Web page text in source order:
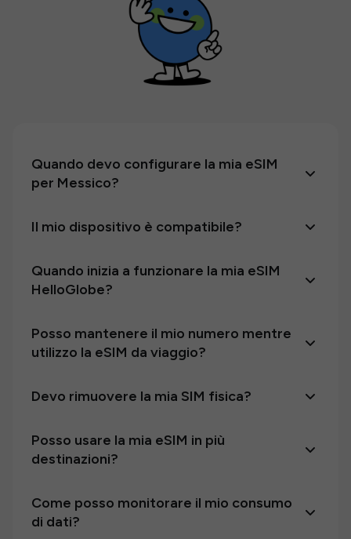
Quando devo configurare la mia eSIM
per Messico?
Il mio dispositivo è compatibile?
Quando inizia a funzionare la mia eSIM
HelloGlobe?
Posso mantenere il mio numero mentre
utilizzo la eSIM da viaggio?
Devo rimuovere la mia SIM fisica?
Posso usare la mia eSIM in più
destinazioni?
Come posso monitorare il mio consumo
di dati?